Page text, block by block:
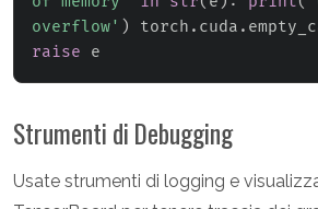
overflow' ) torch . cuda .
raise e
Strumenti di Debugging
Usate strumenti di logging e